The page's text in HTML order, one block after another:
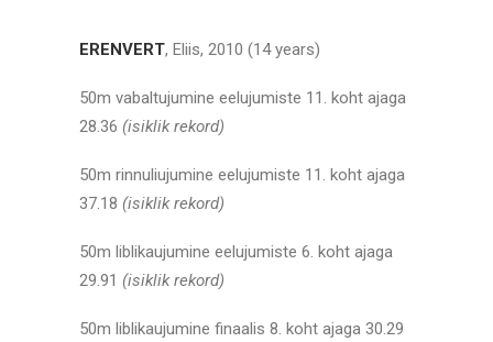
ERENVERT, Eliis, 2010 (14 years)
50m vabaltujumine eelujumiste 11. koht ajaga
28.36 (isiklik rekord)
50m rinnuliujumine eelujumiste 11. koht ajaga
37.18 (isiklik rekord)
50m liblikaujumine eelujumiste 6. koht ajaga
29.91 (isiklik rekord)
50m liblikaujumine finaalis 8. koht ajaga 30.29